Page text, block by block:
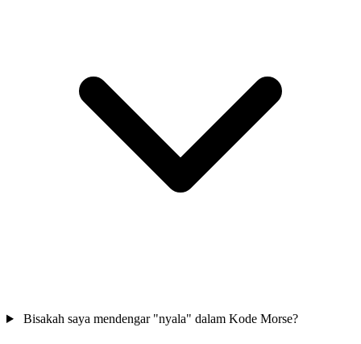
Bisakah saya mendengar "nyala" dalam Kode Morse?